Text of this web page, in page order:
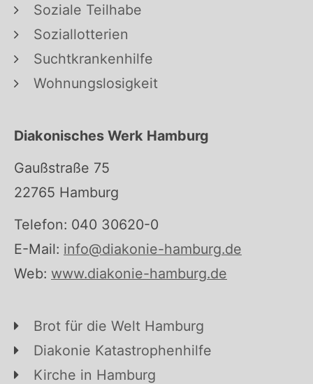
Soziale Teilhabe
Soziallotterien
Suchtkrankenhilfe
Wohnungslosigkeit
Diakonisches Werk Hamburg
Gaußstraße 75
22765 Hamburg
Telefon: 040 30620-0
E-Mail: info@diakonie-hamburg.de
Web: www.diakonie-hamburg.de
Brot für die Welt Hamburg
Diakonie Katastrophenhilfe
Kirche in Hamburg